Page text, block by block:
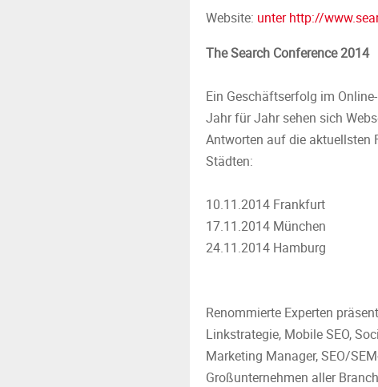
Website: unter http://
The Search Conference 2014
Ein Geschäftserfolg im
Jahr für Jahr sehen sich
Antworten auf die aktuellsten
Städten:
10.11.2014 Frankfurt
17.11.2014 München
24.11.2014 Hamburg
Renommierte Experten
Linkstrategie, Mobile SEO,
Marketing Manager, SEO/
Großunternehmen aller